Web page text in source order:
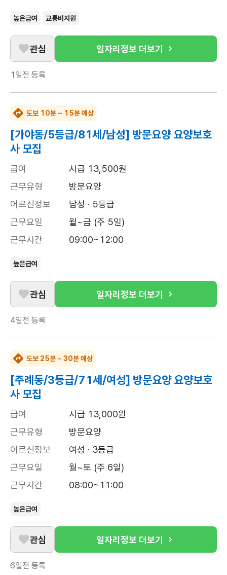
높은급여 교통비지원
관심 일자리정보 더보기
1일전 등록
도보 10분 ~ 15분 예상
[가야동/5등급/81세/남성] 방문요양 요양보호
사 모집
급여
시급 13,500원
근무유형
방문요양
어르신정보
남성 · 5등급
근무요일
월~금 (주 5일)
근무시간
09:00~12:00
높은급여
관심 일자리정보 더보기
4일전 등록
도보 25분 ~ 30분 예상
[주례동/3등급/71세/여성] 방문요양 요양보호
사 모집
급여
시급 13,000원
근무유형
방문요양
어르신정보
여성 · 3등급
근무요일
월~토 (주 6일)
근무시간
08:00~11:00
높은급여
관심 일자리정보 더보기
6일전 등록